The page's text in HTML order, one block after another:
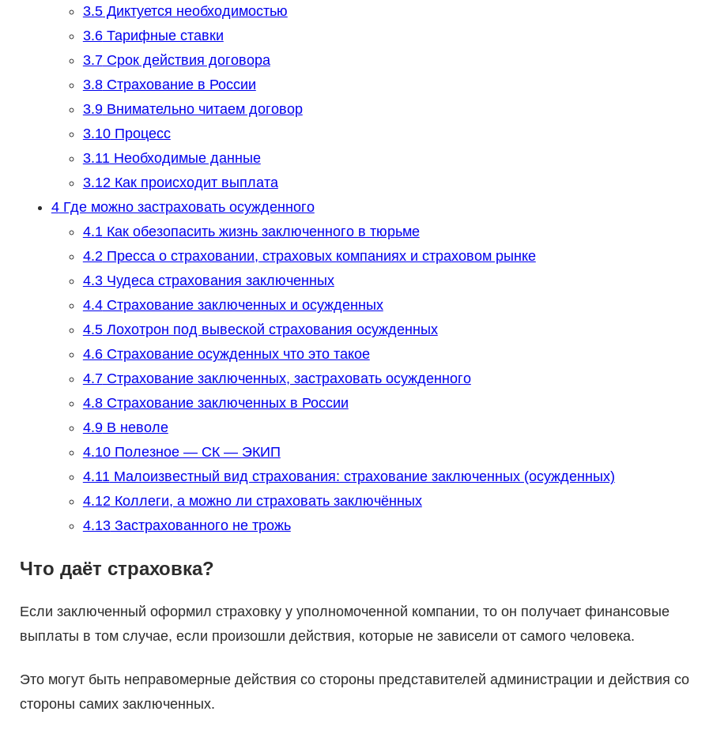
3.5Диктуется необходимостью
3.6Тарифные ставки
3.7Срок действия договора
3.8Страхование в России
3.9Внимательно читаем договор
3.10Процесс
3.11Необходимые данные
3.12Как происходит выплата
4Где можно застраховать осужденного
4.1Как обезопасить жизнь заключенного в тюрьме
4.2Пресса о страховании, страховых компаниях и страховом рынке
4.3Чудеса страхования заключенных
4.4Страхование заключенных и осужденных
4.5Лохотрон под вывеской страхования осужденных
4.6Страхование осужденных что это такое
4.7Страхование заключенных, застраховать осужденного
4.8Страхование заключенных в России
4.9В неволе
4.10Полезное — СК — ЭКИП
4.11Малоизвестный вид страхования: страхование заключенных (осужденных)
4.12Коллеги, а можно ли страховать заключённых
4.13Застрахованного не трожь
Что даёт страховка?
Если заключенный оформил страховку у уполномоченной компании, то он получает финансовые
выплаты в том случае, если произошли действия, которые не зависели от самого человека.
Это могут быть неправомерные действия со стороны представителей администрации и действия со
стороны самих заключенных.